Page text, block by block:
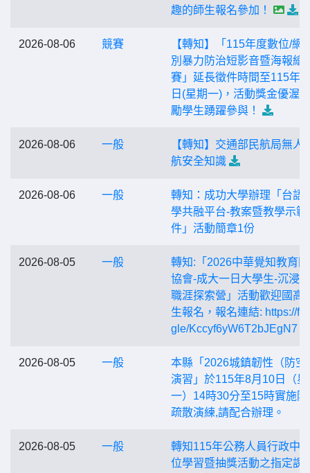
趣的師生報名參加！
2026-08-06 競賽
【轉知】「115年度數位/網
別暴力防治短影音暨海報繪
賽」延長徵件時間至115年9
日(星期一)，活動獎金優渥
勵學生踴躍參與！
2026-08-06 一般
【轉知】交通部民航局無人
航安全知識
2026-08-06 一般
轉知：成功大學辦理「台語
學共融平台-教案暨教學示範
件」活動簡章1份
2026-08-05 一般
轉知:「2026中華覺知教育
協會-成大一日大學生-沉浸
職涯探索營」活動歡迎國高
生報名，報名連結: https://
gle/Kccyf6yW6T2bJEgN7
2026-08-05 一般
本縣「2026城鎮韌性（防空
演習」於115年8月10日（星
一）14時30分至15時實施防
疏散演練,請配合辦理。
2026-08-05 一般
轉知115年公務人員行政中
位學習暨抽獎活動之指定課